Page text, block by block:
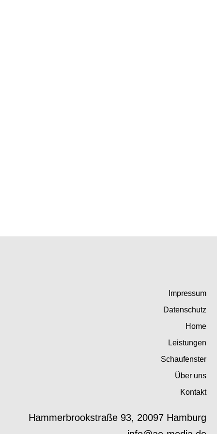
Impressum
Datenschutz
Home
Leistungen
Schaufenster
Über uns
Kontakt
Hammerbrookstraße 93, 20097 Hamburg